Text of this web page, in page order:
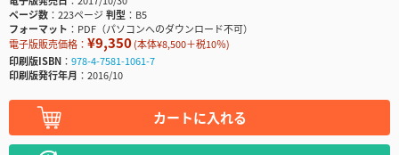
ページ数
223ページ判型
B5
フォーマット
PDF（パソコンへのダウンロード不可）
電子版販売価格： ¥9,350(本体¥8,500＋税10％)
印刷版ISBN
978-4-7581-1061-7
印刷版発行年月
2016/10
カートに入れる